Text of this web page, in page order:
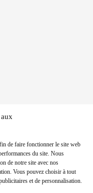
de faire fonctionner le site web
du site. Nous
de notre site avec nos
Vous pouvez choisir à tout
et de personnalisation.